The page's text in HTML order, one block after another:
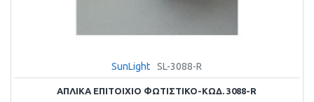
SunLight SL-3088-R
ΑΠΛΙΚΑ ΕΠΙΤΟΙΧΙΟ ΦΩΤΙΣΤΙΚΟ-ΚΩΔ. 3088-R